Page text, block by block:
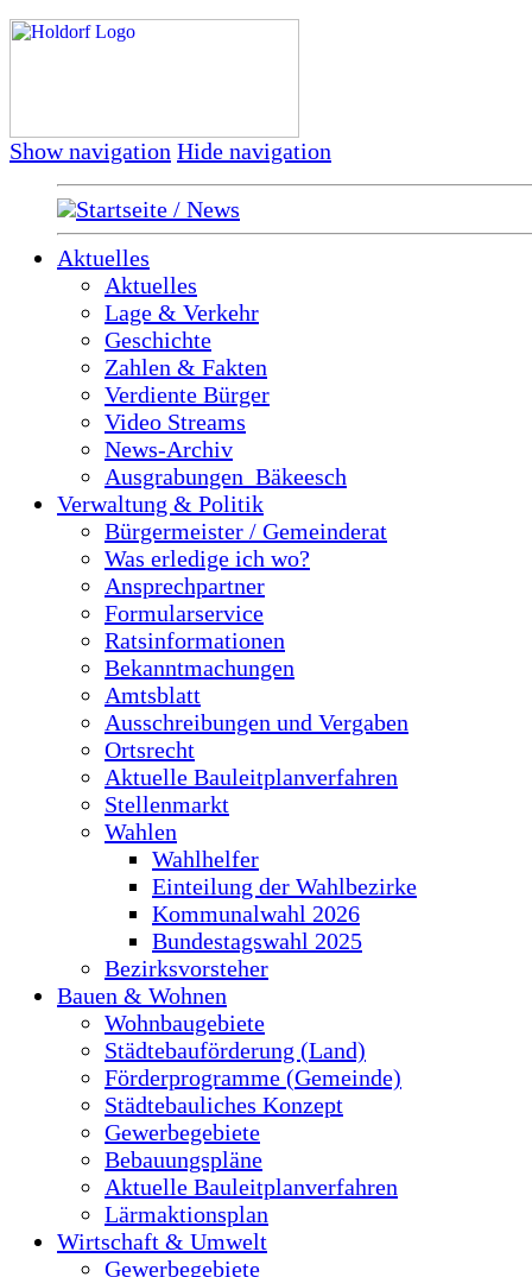
Show navigation Hide navigation
Startseite / News
Aktuelles
Aktuelles
Lage & Verkehr
Geschichte
Zahlen & Fakten
Verdiente Bürger
Video Streams
News-Archiv
Ausgrabungen_Bäkeesch
Verwaltung & Politik
Bürgermeister / Gemeinderat
Was erledige ich wo?
Ansprechpartner
Formularservice
Ratsinformationen
Bekanntmachungen
Amtsblatt
Ausschreibungen und Vergaben
Ortsrecht
Aktuelle Bauleitplanverfahren
Stellenmarkt
Wahlen
Wahlhelfer
Einteilung der Wahlbezirke
Kommunalwahl 2026
Bundestagswahl 2025
Bezirksvorsteher
Bauen & Wohnen
Wohnbaugebiete
Städtebauförderung (Land)
Förderprogramme (Gemeinde)
Städtebauliches Konzept
Gewerbegebiete
Bebauungspläne
Aktuelle Bauleitplanverfahren
Lärmaktionsplan
Wirtschaft & Umwelt
Gewerbegebiete